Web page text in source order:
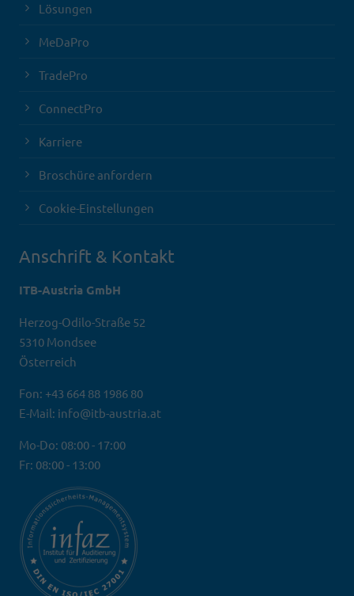
Lösungen
MeDaPro
TradePro
ConnectPro
Karriere
Broschüre anfordern
Cookie-Einstellungen
Anschrift & Kontakt
ITB-Austria GmbH
Herzog-Odilo-Straße 52
5310 Mondsee
Österreich
Fon: +43 664 88 1986 80
E-Mail: info@itb-austria.at
Mo-Do: 08:00 - 17:00
Fr: 08:00 - 13:00